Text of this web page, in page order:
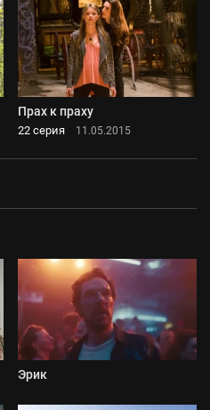
Прах к праху
22 серия 11.05.2015
Эрик